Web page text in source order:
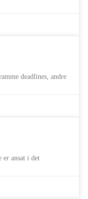
deadlines, andre
er ansat i det